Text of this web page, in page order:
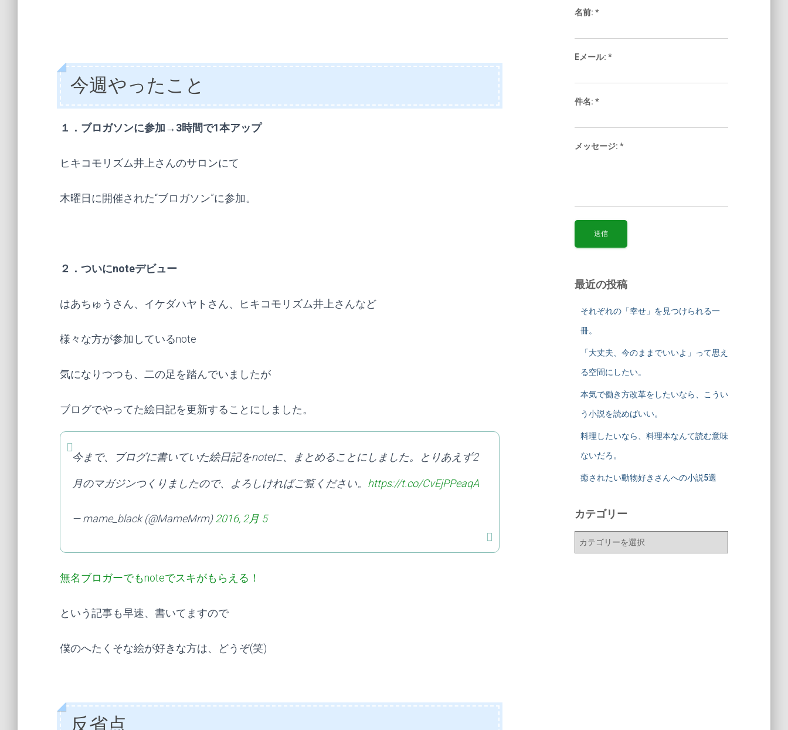
今週やったこと
１．ブロガソンに参加→3時間で1本アップ
ヒキコモリズム井上さんのサロンにて
木曜日に開催された“ブロガソン”に参加。
２．ついにnoteデビュー
はあちゅうさん、イケダハヤトさん、ヒキコモリズム井上さんなど
様々な方が参加しているnote
気になりつつも、二の足を踏んでいましたが
ブログでやってた絵日記を更新することにしました。
今まで、ブログに書いていた絵日記をnoteに、まとめることにしました。とりあえず2
月のマガジンつくりましたので、よろしければご覧ください。 https://t.co/CvEjPPeaqA
— mame_black (@MameMrm) 2016, 2月 5
無名ブロガーでもnoteでスキがもらえる！
という記事も早速、書いてますので
僕のへたくそな絵が好きな方は、どうぞ(笑)
反省点
名前: *
Eメール: *
件名: *
メッセージ: *
最近の投稿
それぞれの「幸せ」を見つけられる一
冊。
「大丈夫、今のままでいいよ」って思え
る空間にしたい。
本気で働き方改革をしたいなら、こうい
う小説を読めばいい。
料理したいなら、料理本なんて読む意味
ないだろ。
癒されたい動物好きさんへの小説5選
カテゴリー